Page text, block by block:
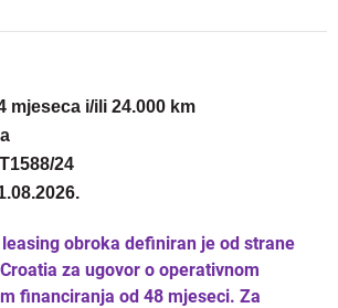
mjeseca i/ili 24.000 km
24
obroka definiran je od strane
za ugovor o operativnom
financiranja od 48 mjeseci. Za